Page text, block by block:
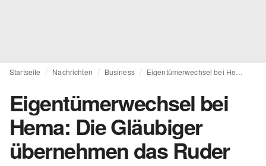
Startseite Nachrichten Business
Eigentümerwechsel bei
Hema: Die Gläubiger
übernehmen das Ruder